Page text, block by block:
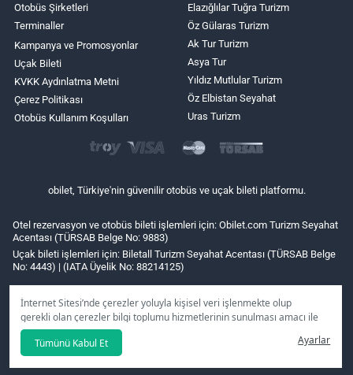
İnternet Sitesi’nde çerezler yoluyla kişisel veri işlenmekte olup
gerekli olan çerezler bilgi toplumu hizmetlerinin sunulması amacı ile
kullanılmaktadır. Tercihleriniz doğrultusunda size özel
kişiselleştirilmiş çerezleri ve özel kampanyaları
seçeneğine
tıklamanız halinde kullanımınıza sunamayacağız.
Tümünü Kabul Et Ayarlar
Otobüs Şirketleri
Terminaller
Kampanya ve Promosyonlar
Uçak Bileti
KVKK Aydınlatma Metni
Çerez Politikası
Otobüs Kullanım Koşulları
Elazığlılar Tuğra Turizm
Öz Gülaras Turizm
Ak Tur Turizm
Asya Tur
Yıldız Mutlular Turizm
Öz Elbistan Seyahat
Uras Turizm
obilet, Türkiye'nin güvenilir otobüs ve uçak bileti platformu.
Otel rezervasyon ve otobüs bileti işlemleri için: Obilet.com Turizm Seyahat
Acentası (TÜRSAB Belge No: 9883)
Uçak bileti işlemleri için: Biletall Turizm Seyahat Acentası (TÜRSAB Belge
No: 4443) | (IATA Üyelik No: 88214125)